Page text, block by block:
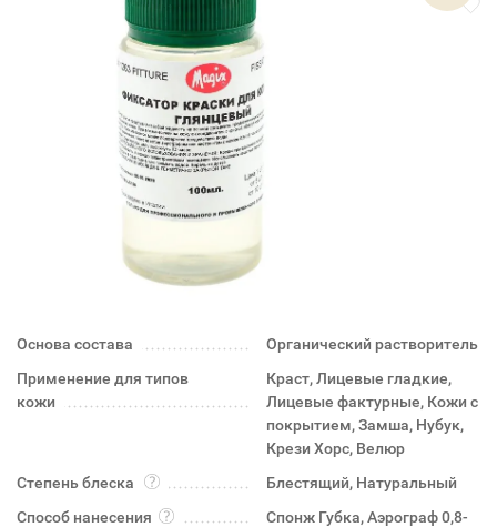
Основа состава
Органический растворитель
Применение для типов
кожи
Краст, Лицевые гладкие,
Лицевые фактурные, Кожи с
покрытием, Замша, Нубук,
Крези Хорс, Велюр
Степень блеска
Блестящий, Натуральный
Способ нанесения
Спонж Губка, Аэрограф 0,8-